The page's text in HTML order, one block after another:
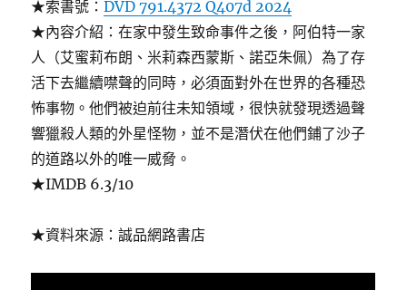
★索書號：DVD 791.4372 Q407d 2024
★內容介紹：在家中發生致命事件之後，阿伯特一家
人（艾蜜莉布朗、米莉森西蒙斯、諾亞朱佩）為了存
活下去繼續噤聲的同時，必須面對外在世界的各種恐
怖事物。他們被迫前往未知領域，很快就發現透過聲
響獵殺人類的外星怪物，並不是潛伏在他們鋪了沙子
的道路以外的唯一威脅。
★IMDB 6.3/10
★資料來源：誠品網路書店